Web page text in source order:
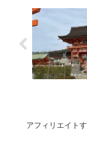
アフィリエイト